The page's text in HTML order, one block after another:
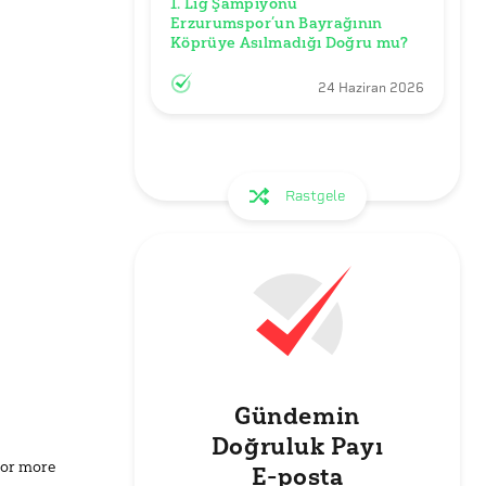
more
Erzurumspor’un Bayrağının
Köprüye Asılmadığı Doğru mu?
24 Haziran 2026
Rastgele
Gündemin
Doğruluk Payı
E-posta